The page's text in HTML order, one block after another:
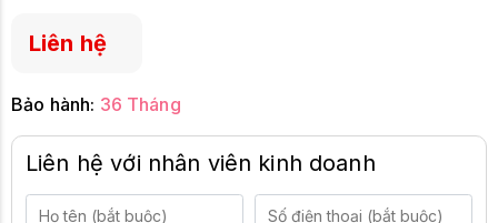
Liên hệ
Bảo hành: 36 Tháng
Liên hệ với nhân viên kinh doanh